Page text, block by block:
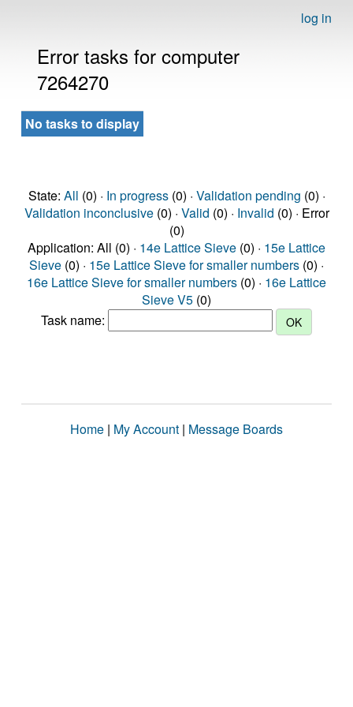
log in
Error tasks for computer
7264270
No tasks to display
State: All (0) · In progress(0) · Validation pending (0) ·
Validation inconclusive(0) · Valid (0) · Invalid (0) · Error
(0)
Application: All (0) · 14e Lattice Sieve (0) · 15e Lattice
Sieve (0) · 15e Lattice Sieve for smaller numbers (0) ·
16e Lattice Sieve for smaller numbers (0) · 16e Lattice
Sieve V5 (0)
Task name:
Home | My Account | Message Boards